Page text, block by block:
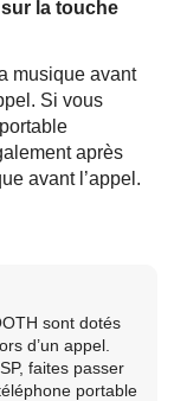
la touche
musique avant
Si vous
après
avant l’appel.
sont dotés
d’un appel.
faites passer
portable